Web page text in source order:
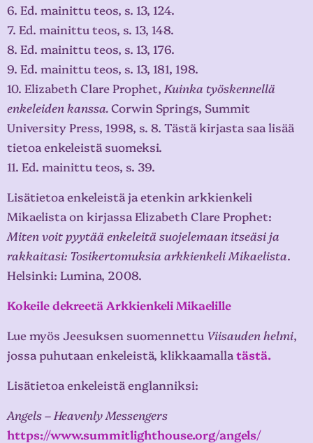
6. Ed. mainittu teos, s. 13, 124.
7. Ed. mainittu teos, s. 13, 148.
8. Ed. mainittu teos, s. 13, 176.
9. Ed. mainittu teos, s. 13, 181, 198.
10. Elizabeth Clare Prophet, Kuinka työskennellä
enkeleiden kanssa. Corwin Springs, Summit
University Press, 1998, s. 8. Tästä kirjasta saa lisää
tietoa enkeleistä suomeksi.
11. Ed. mainittu teos, s. 39.
Lisätietoa enkeleistä ja etenkin arkkienkeli
Mikaelista on kirjassa Elizabeth Clare Prophet:
Miten voit pyytää enkeleitä suojelemaan itseäsi ja
rakkaitasi: Tosikertomuksia arkkienkeli Mikaelista.
Helsinki: Lumina, 2008.
Kokeile dekreetä Arkkienkeli Mikaelille
Lue myös Jeesuksen suomennettu Viisauden helmi,
jossa puhutaan enkeleistä, klikkaamalla tästä.
Lisätietoa enkeleistä englanniksi:
Angels – Heavenly Messengers
https://www.summitlighthouse.org/angels/